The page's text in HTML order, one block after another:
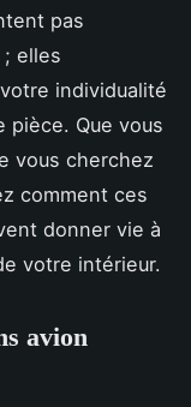
pas
elles
individualité
pièce. Que vous
vous cherchez
comment ces
donner vie à
votre intérieur.
avion